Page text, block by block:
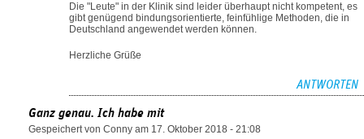
Die "Leute" in der Klinik sind leider überhaupt nicht kompetent, es
gibt genügend bindungsorientierte, feinfühlige Methoden, die in
Deutschland angewendet werden können.
Herzliche Grüße
ANTWORTEN
Ganz genau. Ich habe mit
Gespeichert von Conny am 17. Oktober 2018 - 21:08